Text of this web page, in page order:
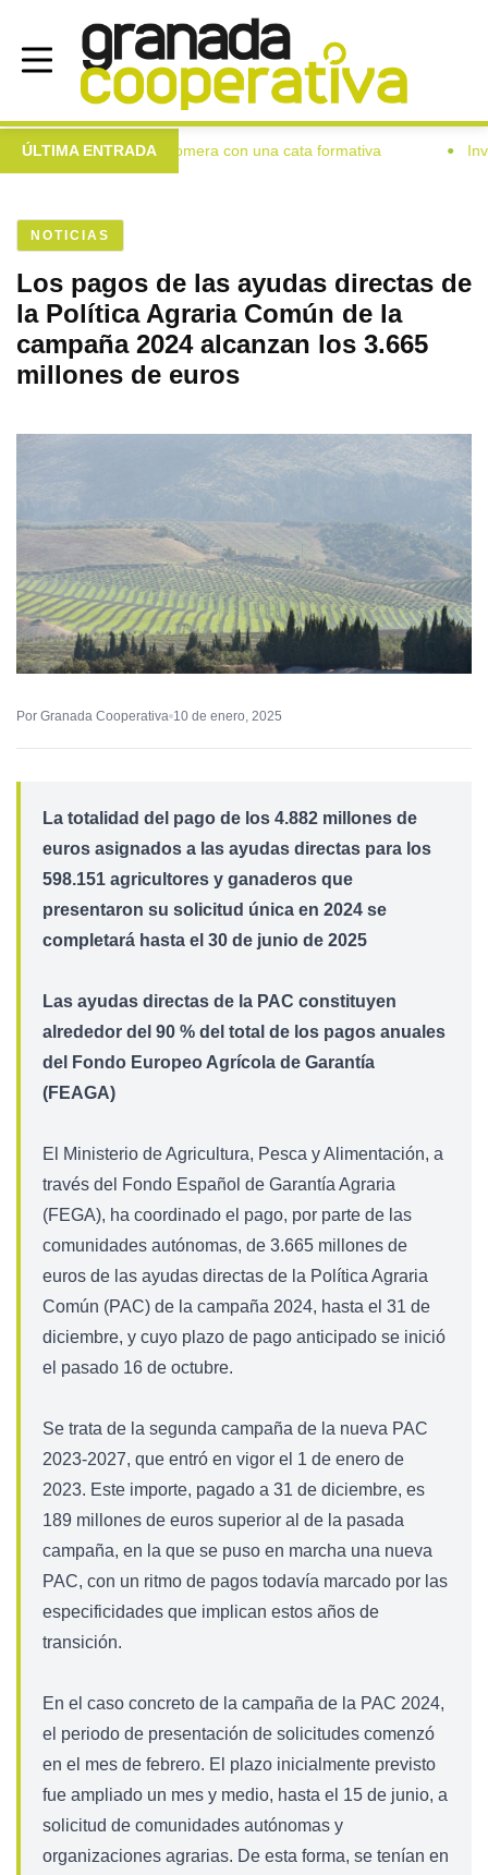
ÚLTIMA ENTRADA
mujeres de Colomera con una cata formativa
NOTICIAS
Los pagos de las ayudas directas de
la Política Agraria Común de la
campaña 2024 alcanzan los 3.665
millones de euros
Por Granada Cooperativa 10 de enero, 2025
La totalidad del pago de los 4.882 millones de
euros asignados a las ayudas directas para los
598.151 agricultores y ganaderos que
presentaron su solicitud única en 2024 se
completará hasta el 30 de junio de 2025
Las ayudas directas de la PAC constituyen
alrededor del 90 % del total de los pagos anuales
del Fondo Europeo Agrícola de Garantía
(FEAGA)
El Ministerio de Agricultura, Pesca y Alimentación, a
través del Fondo Español de Garantía Agraria
(FEGA), ha coordinado el pago, por parte de las
comunidades autónomas, de 3.665 millones de
euros de las ayudas directas de la Política Agraria
Común (PAC) de la campaña 2024, hasta el 31 de
diciembre, y cuyo plazo de pago anticipado se inició
el pasado 16 de octubre.
Se trata de la segunda campaña de la nueva PAC
2023-2027, que entró en vigor el 1 de enero de
2023. Este importe, pagado a 31 de diciembre, es
189 millones de euros superior al de la pasada
campaña, en la que se puso en marcha una nueva
PAC, con un ritmo de pagos todavía marcado por las
especificidades que implican estos años de
transición.
En el caso concreto de la campaña de la PAC 2024,
el periodo de presentación de solicitudes comenzó
en el mes de febrero. El plazo inicialmente previsto
fue ampliado un mes y medio, hasta el 15 de junio, a
solicitud de comunidades autónomas y
organizaciones agrarias. De esta forma, se tenían en